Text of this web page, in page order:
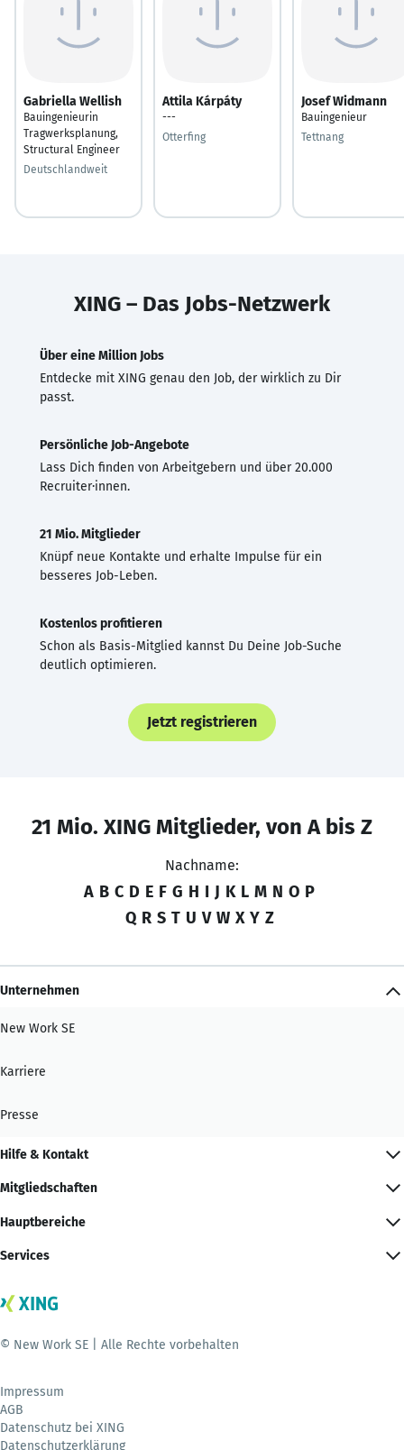
Gabriella Wellish
Bauingenieurin
Tragwerksplanung,
Structural Engineer
Deutschlandweit
Attila Kárpáty
---
Otterfing
Josef Widmann
Bauingenieur
Tettnang
XING – Das Jobs-Netzwerk
Über eine Million Jobs
Entdecke mit XING genau den Job, der wirklich zu Dir
passt.
Persönliche Job-Angebote
Lass Dich finden von Arbeitgebern und über 20.000
Recruiter·innen.
21 Mio. Mitglieder
Knüpf neue Kontakte und erhalte Impulse für ein
besseres Job-Leben.
Kostenlos profitieren
Schon als Basis-Mitglied kannst Du Deine Job-Suche
deutlich optimieren.
Jetzt registrieren
21 Mio. XING Mitglieder, von A bis Z
Nachname:
A B C D E F G H I J K L M N O P
Q R S T U V W X Y Z
Unternehmen
New Work SE
Karriere
Presse
Hilfe & Kontakt
Mitgliedschaften
Hauptbereiche
Services
© New Work SE | Alle Rechte vorbehalten
Impressum
AGB
Datenschutz bei XING
Datenschutzerklärung